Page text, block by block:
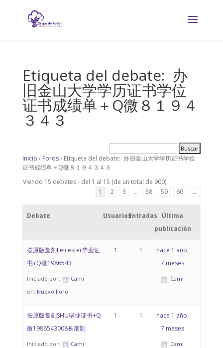
Etiqueta del debate: 办
旧金山大学学历证书学位
证书成绩单＋Q微８１９４
３４３
Inicio › Foros› Etiqueta del debate: 办旧金山大学学历证书学位
证书成绩单＋Q微８１９４３４３
Viendo 15 debates - del 1 al 15 (de un total de 900)
1
2 3 … 58 59 60 →
Debate UsuariosEntradas
Última
publicación
按原版复刻Leicester毕业证
书+Q微1986543
Iniciado por:
Cami
en: Nuevo Foro
1 1
hace 1 año,
7 meses
Cami
按原版复刻SHU毕业证书+Q
微1986543008长期制
Iniciado por:
Cami
1 1
hace 1 año,
7 meses
Cami